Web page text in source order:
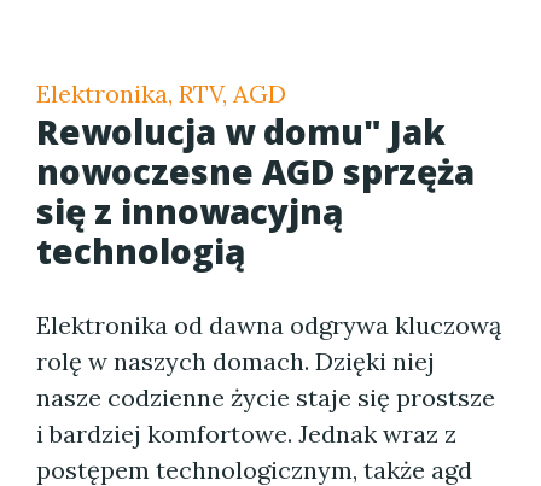
Elektronika, RTV, AGD
Rewolucja w domu" Jak
nowoczesne AGD sprzęża
się z innowacyjną
technologią
Elektronika od dawna odgrywa kluczową
rolę w naszych domach. Dzięki niej
nasze codzienne życie staje się prostsze
i bardziej komfortowe. Jednak wraz z
postępem technologicznym, także agd